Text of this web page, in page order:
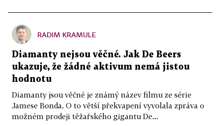
RADIM KRAMULE
Diamanty nejsou věčné. Jak De Beers
ukazuje, že žádné aktivum nemá jistou
hodnotu
Diamanty jsou věčné je známý název filmu ze série
Jamese Bonda. O to větší překvapení vyvolala zpráva o
možném prodeji těžařského gigantu De...